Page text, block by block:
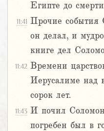
Египте до
11:41 Прочие события
он делал, и
книге дел
11:42 Времени
Иерусалиме над
сорок лет.
11:43 И почил
погребен был в